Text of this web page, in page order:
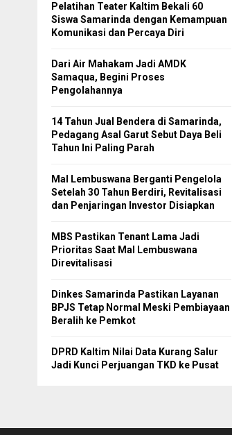
Pelatihan Teater Kaltim Bekali 60
Siswa Samarinda dengan Kemampuan
Komunikasi dan Percaya Diri
Dari Air Mahakam Jadi AMDK
Samaqua, Begini Proses
Pengolahannya
14 Tahun Jual Bendera di Samarinda,
Pedagang Asal Garut Sebut Daya Beli
Tahun Ini Paling Parah
Mal Lembuswana Berganti Pengelola
Setelah 30 Tahun Berdiri, Revitalisasi
dan Penjaringan Investor Disiapkan
MBS Pastikan Tenant Lama Jadi
Prioritas Saat Mal Lembuswana
Direvitalisasi
Dinkes Samarinda Pastikan Layanan
BPJS Tetap Normal Meski Pembiayaan
Beralih ke Pemkot
DPRD Kaltim Nilai Data Kurang Salur
Jadi Kunci Perjuangan TKD ke Pusat